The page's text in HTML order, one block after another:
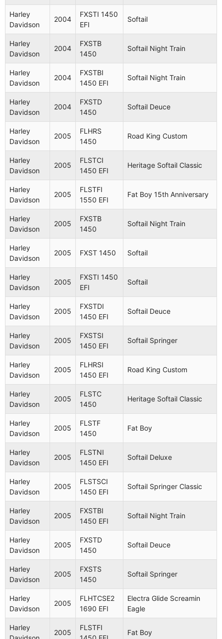
Harley
Davidson
2004
FXSTI 1450
EFI
Softail
Harley
Davidson
2004
FXSTB
1450
Softail Night Train
Harley
Davidson
2004
FXSTBI
1450 EFI
Softail Night Train
Harley
Davidson
2004
FXSTD
1450
Softail Deuce
Harley
Davidson
2005
FLHRS
1450
Road King Custom
Harley
Davidson
2005
FLSTCI
1450 EFI
Heritage Softail Classic
Harley
Davidson
2005
FLSTFI
1550 EFI
Fat Boy 15th Anniversary
Harley
Davidson
2005
FXSTB
1450
Softail Night Train
Harley
Davidson
2005 FXST 1450 Softail
Harley
Davidson
2005
FXSTI 1450
EFI
Softail
Harley
Davidson
2005
FXSTDI
1450 EFI
Softail Deuce
Harley
Davidson
2005
FXSTSI
1450 EFI
Softail Springer
Harley
Davidson
2005
FLHRSI
1450 EFI
Road King Custom
Harley
Davidson
2005
FLSTC
1450
Heritage Softail Classic
Harley
Davidson
2005
FLSTF
1450
Fat Boy
Harley
Davidson
2005
FLSTNI
1450 EFI
Softail Deluxe
Harley
Davidson
2005
FLSTSCI
1450 EFI
Softail Springer Classic
Harley
Davidson
2005
FXSTBI
1450 EFI
Softail Night Train
Harley
Davidson
2005
FXSTD
1450
Softail Deuce
Harley
Davidson
2005
FXSTS
1450
Softail Springer
Harley
Davidson
2005
FLHTCSE2
1690 EFI
Electra Glide Screamin
Eagle
Harley
2005
FLSTFI
Fat Boy